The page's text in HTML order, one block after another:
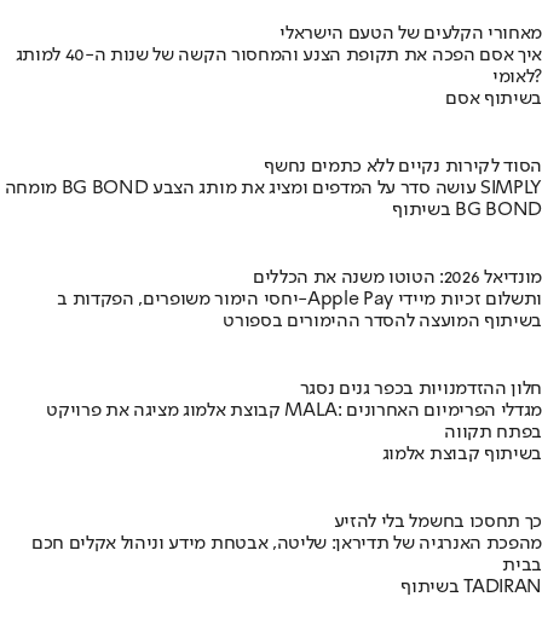
מאחורי הקלעים של הטעם הישראלי
איך אסם הפכה את תקופת הצנע והמחסור הקשה של שנות ה-40 למותג
לאומי?
בשיתוף אסם
הסוד לקירות נקיים ללא כתמים נחשף
מומחה BG BOND עושה סדר על המדפים ומציג את מותג הצבע SIMPLY
בשיתוף BG BOND
מונדיאל 2026: הטוטו משנה את הכללים
יחסי הימור משופרים, הפקדות ב-Apple Pay ותשלום זכיות מיידי
בשיתוף המועצה להסדר ההימורים בספורט
חלון ההזדמנויות בכפר גנים נסגר
קבוצת אלמוג מציגה את פרויקט MALA: מגדלי הפרימיום האחרונים
בפתח תקווה
בשיתוף קבוצת אלמוג
כך תחסכו בחשמל בלי להזיע
מהפכת האנרגיה של תדיראן: שליטה, אבטחת מידע וניהול אקלים חכם
בבית
בשיתוף TADIRAN